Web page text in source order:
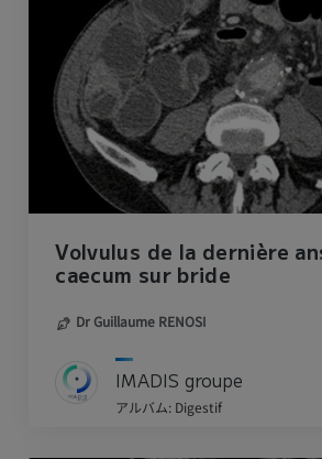
Volvulus de la dernière
caecum sur bride
Dr Guillaume RENOSI
IMADIS groupe
アルバム: Digestif